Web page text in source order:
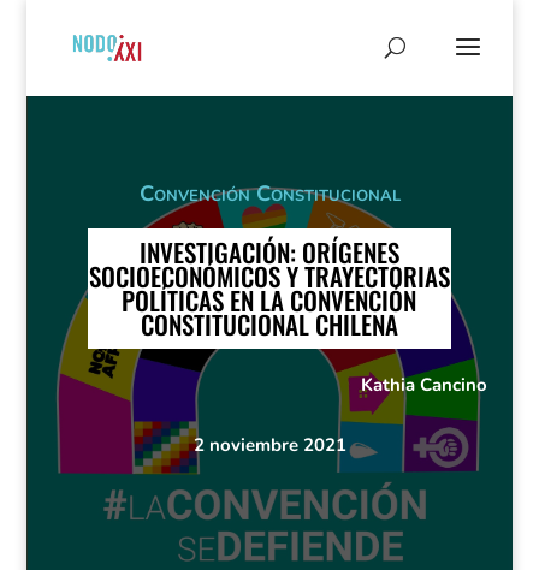
Convención Constitucional
INVESTIGACIÓN: ORÍGENES
SOCIOECONÓMICOS Y TRAYECTORIAS
POLÍTICAS EN LA CONVENCIÓN
CONSTITUCIONAL CHILENA
Kathia Cancino
2 noviembre 2021